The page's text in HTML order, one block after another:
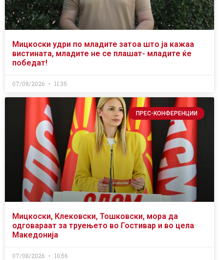
Мицкоски удри по младите затоа што ја кажаа
вистината, младите не се плашат- младите ќе
победат!
07/08/2026 11:35
ПРЕС-КОНФЕРЕНЦИИ
Мицкоски, Клековски, Тошковски, мора да
одговараат за труењето во Гостивар и во цела
Македонија
07/08/2026 10:56